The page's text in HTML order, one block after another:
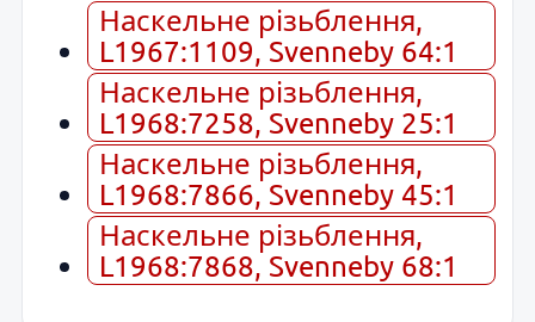
Наскельне різьблення,
L1967:1109, Svenneby 64:1
Наскельне різьблення,
L1968:7258, Svenneby 25:1
Наскельне різьблення,
L1968:7866, Svenneby 45:1
Наскельне різьблення,
L1968:7868, Svenneby 68:1